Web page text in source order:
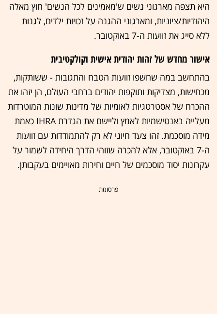
היא תצפה מארגוני נשים ש'מאמינים לכל הנשים' חוץ מאלה
היהודיות/ציוניות, ומארגוני ההגנה על זכויות ילדים, לגנות
ללא סייג את זוועות ה-7 באוקטובר.
אישור מחדש של זהות יהודית אישית וקולקטיבית
בהתחשב במה שחשפו זוועות הטבח והתגובות - ששותקות,
מכחישות, מצדיקות ותוקפות יהודים ברחבי העולם, הן יזהו את
ההכרח של אסטרטגיות לאומיות של מדינות שונות המוטרדות
מעלייה באנטישמיות לאמץ וליישם את הגדרת IHRA כאמת
מידה מוסכמת. זהו צעד חיוני לא רק להתמודדות עם זוועות
ה-7 באוקטובר, אלא להכרה שזוהי הדרך היחידה לשמור על
עקרונות יסוד מוסכמים של חיים וחירות מאויימים בעקבותן.
- פרסומת -